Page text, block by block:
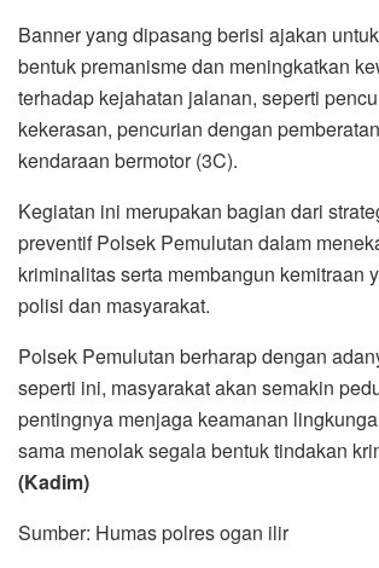
Banner yang dipasang berisi ajakan
bentuk premanisme dan meningkatkan
terhadap kejahatan jalanan, seperti
kekerasan, pencurian dengan
kendaraan bermotor (3C).
Kegiatan ini merupakan bagian dari
preventif Polsek Pemulutan dalam
kriminalitas serta membangun kemitraan
polisi dan masyarakat.
Polsek Pemulutan berharap dengan
seperti ini, masyarakat akan semakin
pentingnya menjaga keamanan
sama menolak segala bentuk tindakan
(Kadim)
Sumber: Humas polres ogan ilir